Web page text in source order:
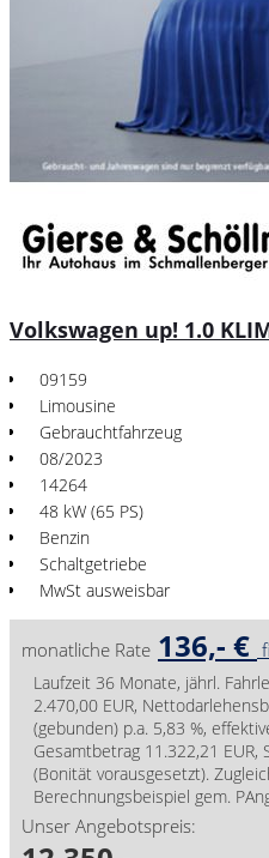
Volkswagen up! 1.0
09159
Limousine
Gebrauchtfahrzeug
08/2023
14264
48 kW (65 PS)
Benzin
Schaltgetriebe
MwSt ausweisbar
monatliche Rate 136,- €
Laufzeit 36 Monate, jährl.
2.470,00 EUR,
(gebunden) p.a. 5,83 %,
Gesamtbetrag 11.322,21 EUR,
(Bonität vorausgesetzt).
Berechnungsbeispiel gem.
Unser Angebotspreis: